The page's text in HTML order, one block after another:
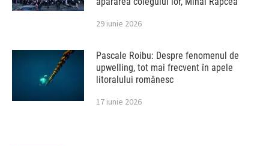
29 iunie 2026
Pascale Roibu: Despre fenomenul de
upwelling, tot mai frecvent în apele
litoralului românesc
17 iunie 2026